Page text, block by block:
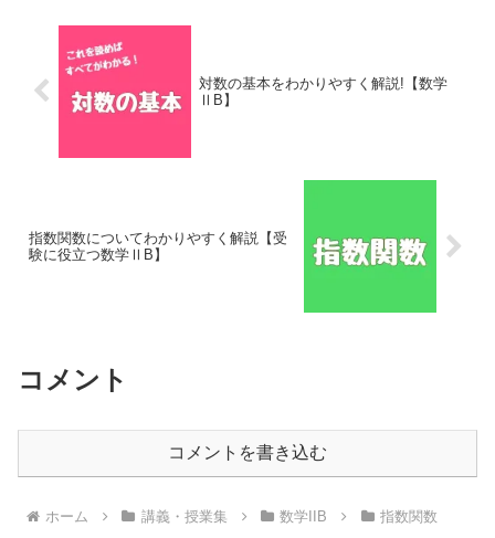
対数の基本をわかりやすく解説!【数学
ⅡB】
指数関数についてわかりやすく解説【受
験に役立つ数学ⅡB】
コメント
コメントを書き込む
ホーム 講義・授業集 数学IIB 指数関数